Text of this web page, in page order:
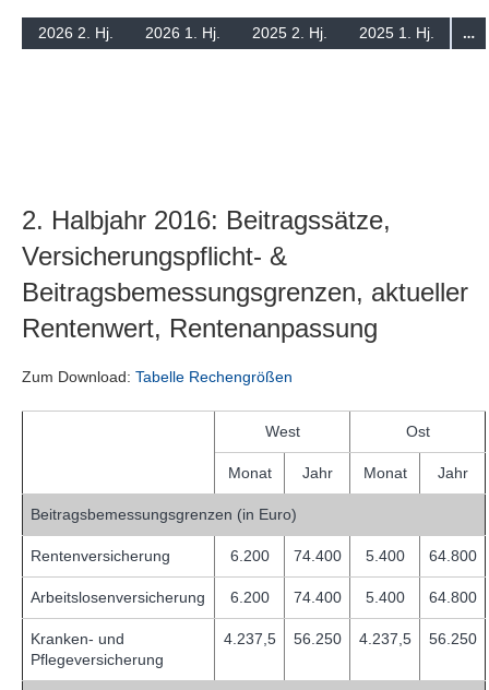
2026 2. Hj. 2026 1. Hj. 2025 2. Hj. 2025 1. Hj. …
2. Halbjahr 2016: Beitragssätze,
Versicherungspflicht- &
Beitragsbemessungsgrenzen, aktueller
Rentenwert, Rentenanpassung
Zum Download: Tabelle Rechengrößen
West Ost
Monat Jahr Monat Jahr
Beitragsbemessungsgrenzen (in Euro)
Rentenversicherung 6.200 74.400 5.400 64.800
Arbeitslosenversicherung 6.200 74.400 5.400 64.800
Kranken- und
Pflegeversicherung
4.237,5 56.250 4.237,5 56.250